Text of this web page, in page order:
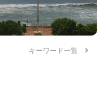
キーワード一覧